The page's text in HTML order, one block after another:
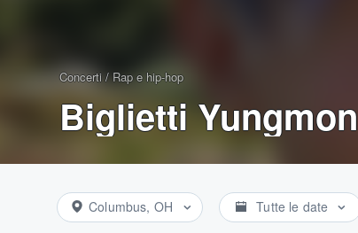
Concerti / Rap e hip-hop
Biglietti Yungmon
Columbus, OH Tutte le date